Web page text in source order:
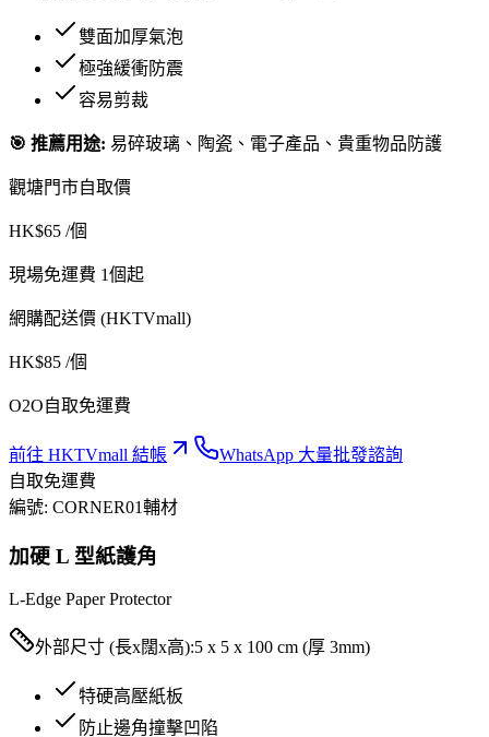
雙面加厚氣泡
極強緩衝防震
容易剪裁
🎯 推薦用途: 易碎玻璃、陶瓷、電子產品、貴重物品防護
觀塘門市自取價
HK$65 /個
現場免運費 1個起
網購配送價 (HKTVmall)
HK$85 /個
O2O自取免運費
前往 HKTVmall 結帳
WhatsApp 大量批發諮詢
自取免運費
編號: CORNER01輔材
加硬 L 型紙護角
L-Edge Paper Protector
外部尺寸 (長x闊x高):5 x 5 x 100 cm (厚 3mm)
特硬高壓紙板
防止邊角撞擊凹陷